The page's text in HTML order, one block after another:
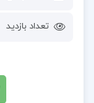
تعداد بازدید